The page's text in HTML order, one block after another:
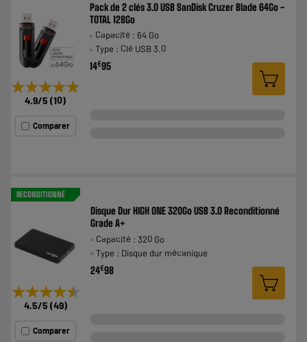
★★★★★
★★★★★
4.9/5 (10)
Comparer
Pack de 2 clés 3.0 USB SanDisk Cruzer Blade 64Go -
TOTAL 128Go
Capacité : 64 Go
Type : Clé USB 3.0
14€95
RECONDITIONNÉ
★★★★★
★★★★★
4.5/5 (49)
Comparer
Disque Dur HIGH ONE 320Go USB 3.0 Reconditionné
Grade A+
Capacité : 320 Go
Type : Disque dur mécanique
24€98